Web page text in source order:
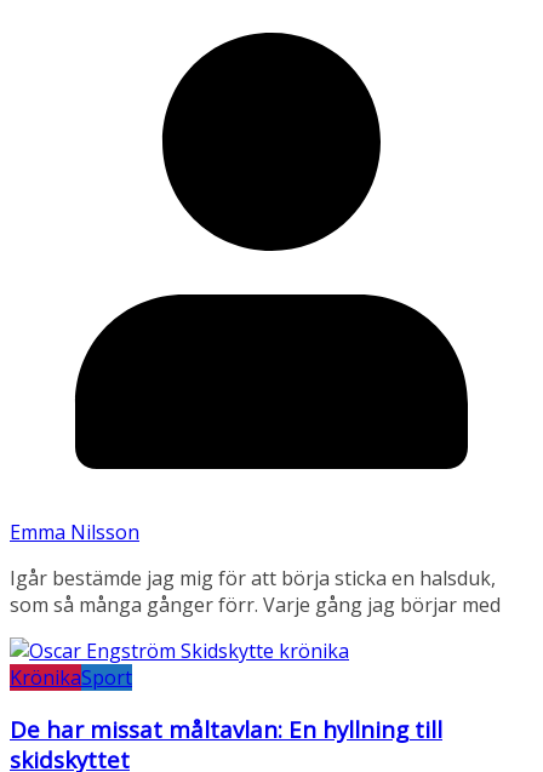
Emma Nilsson
Igår bestämde jag mig för att börja sticka en halsduk,
som så många gånger förr. Varje gång jag börjar med
KrönikaSport
De har missat måltavlan: En hyllning till
skidskyttet